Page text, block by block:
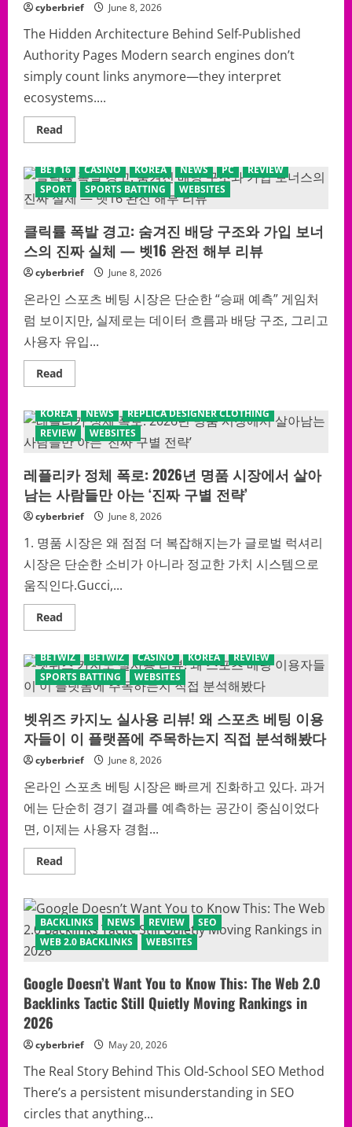
속
방
문
하
이
스
츠
팅
카
지
노
의
숨
진
강
점
을
전
분
석
cyberbrief June 8, 2026
The Hidden Architecture Behind Self-Published
Authority Pages Modern search engines don’t
simply count links anymore—they interpret
ecosystems....
Read
more
2.0
Backlinks
SHOCKER:
The
SEO
Method
That
Refuses
to
From
Google’s
Radar
BET 16 CASINO KOREA NEWS PC
REVIEW
SPORT
SPORTS BATTING WEBSITES
클릭률 폭발 경고: 숨겨진 배당 구조와 가입 보너
스의 진짜 실체 — 벳16 완전 해부 리뷰
cyberbrief June 8, 2026
온라인 스포츠 베팅 시장은 단순한 “승패 예측” 게임처
럼 보이지만, 실제로는 데이터 흐름과 배당 구조, 그리고
사용자 유입...
Read
more
릭
률
폭
발
고:
숨
겨
진
배
구
조
와
가
입
보
너
실
체
—
벳
완
전
해
부
리
KOREA NEWS
REPLICA DESIGNER CLOTHING
REVIEW
WEBSITES
레플리카 정체 폭로: 2026년 명품 시장에서 살아
남는 사람들만 아는 ‘진짜 구별 전략’
cyberbrief June 8, 2026
1. 명품 시장은 왜 점점 더 복잡해지는가 글로벌 럭셔리
시장은 단순한 소비가 아니라 정교한 가치 시스템으로
움직인다.Gucci,...
Read
more
플
리
카
정
폭
로:
2026
년
명
시
장
에
서
살
아
남
만
아
는
‘진
짜
전
략’
BETWIZ BETWIZ CASINO KOREA
REVIEW
SPORTS BATTING
WEBSITES
벳위즈 카지노 실사용 리뷰! 왜 스포츠 베팅 이용
자들이 이 플랫폼에 주목하는지 직접 분석해봤다
cyberbrief June 8, 2026
온라인 스포츠 베팅 시장은 빠르게 진화하고 있다. 과거
에는 단순히 경기 결과를 예측하는 공간이 중심이었다
면, 이제는 사용자 경험...
Read
more
위
즈
카
지
노
용
리
뷰!
츠
팅
이
용
들
BACKLINKS NEWS REVIEW
SEO
WEB 2.0 BACKLINKS
WEBSITES
Google Doesn’t Want You to Know This: The Web 2.0
Backlinks Tactic Still Quietly Moving Rankings in
2026
cyberbrief May 20, 2026
The Real Story Behind This Old-School SEO Method
There’s a persistent misunderstanding in SEO
circles that anything...